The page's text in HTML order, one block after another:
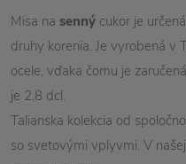
Misa na senný cukor je
druhy korenia. Je vyrobená v
ocele, vďaka čomu je
je 2,8 dcl.
Talianska kolekcia od
so svetovými vplyvmi. V